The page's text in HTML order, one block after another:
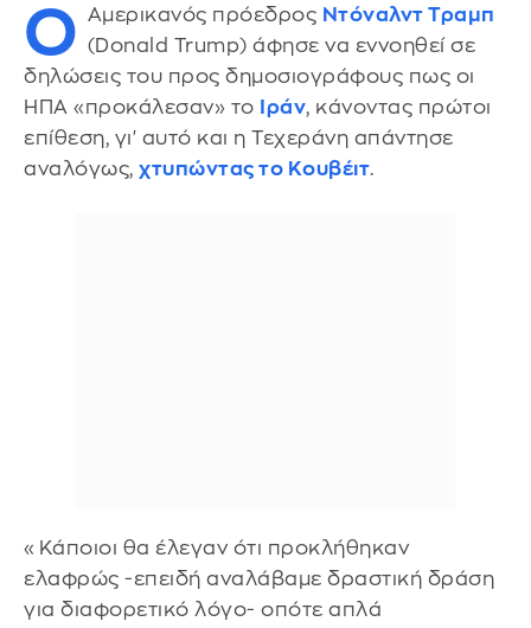
Ο Αμερικανός πρόεδρος Ντόναλντ Τραμπ
(Donald Trump) άφησε να εννοηθεί σε
δηλώσεις του προς δημοσιογράφους πως οι
ΗΠΑ «προκάλεσαν» το
Ιράν, κάνοντας πρώτοι
επίθεση, γι' αυτό και η Τεχεράνη απάντησε
αναλόγως, χτυπώντας το Κουβέιτ.
«Κάποιοι θα έλεγαν ότι προκλήθηκαν
ελαφρώς -επειδή αναλάβαμε δραστική δράση
για διαφορετικό λόγο- οπότε απλά